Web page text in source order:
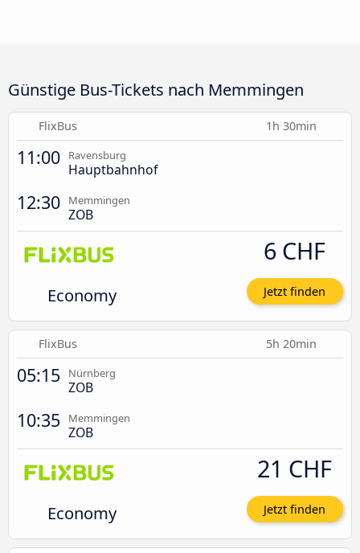
Günstige Bus-Tickets nach Memmingen
FlixBus 1h 30min
11:00 Ravensburg
Hauptbahnhof
12:30 Memmingen
ZOB
Economy
6 CHF
Jetzt finden
FlixBus 5h 20min
05:15 Nürnberg
ZOB
10:35 Memmingen
ZOB
Economy
21 CHF
Jetzt finden